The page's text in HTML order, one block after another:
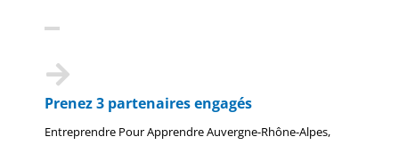
Prenez 3 partenaires engagés
Entreprendre Pour Apprendre Auvergne-Rhône-Alpes,